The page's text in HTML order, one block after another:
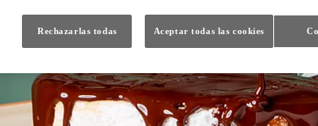
Rechazarlas todas Aceptar todas las cookies